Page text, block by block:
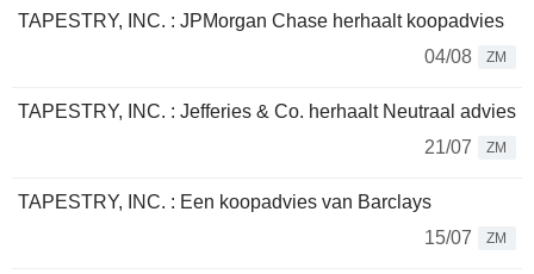
TAPESTRY, INC. : JPMorgan Chase herhaalt koopadvies
04/08
ZM
TAPESTRY, INC. : Jefferies & Co. herhaalt Neutraal advies
21/07
ZM
TAPESTRY, INC. : Een koopadvies van Barclays
15/07
ZM